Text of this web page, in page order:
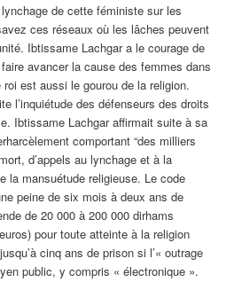
de cette féministe sur les
ces réseaux où les lâches peuvent
Ibtissame Lachgar a le courage de
avancer la cause des femmes dans
est aussi le gourou de la religion.
l’inquiétude des défenseurs des droits
Ibtissame Lachgar affirmait suite à sa
comportant “des milliers
d’appels au lynchage et à la
la mansuétude religieuse. Le code
peine de six mois à deux ans de
de 20 000 à 200 000 dirhams
pour toute atteinte à la religion
cinq ans de prison si l’« outrage
public, y compris « électronique ».